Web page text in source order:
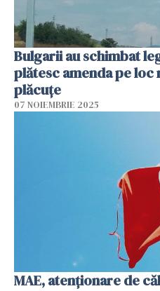
Bulgarii au schimbat
plătesc amenda pe loc
plăcuțe
07 NOIEMBRIE 2025
MAE, atenţionare de